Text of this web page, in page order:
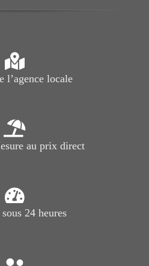
l’agence locale
au prix direct
24 heures